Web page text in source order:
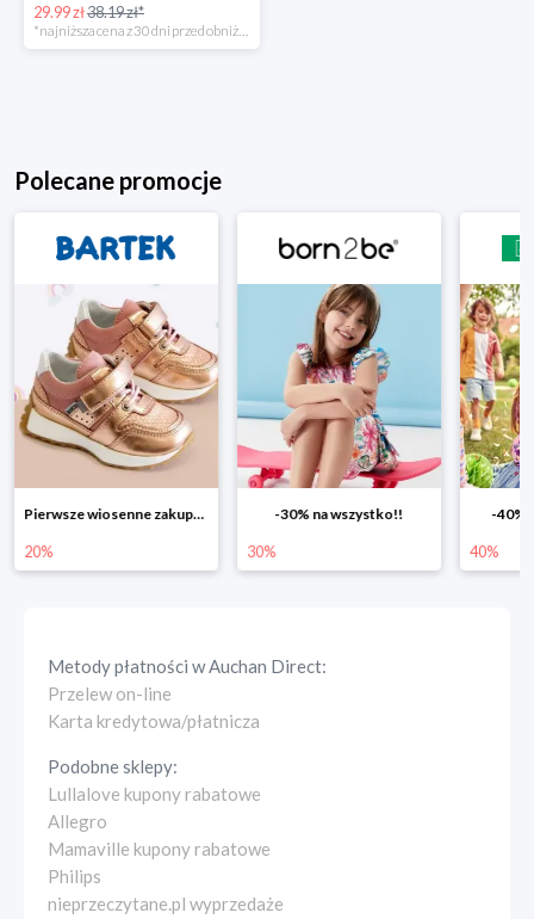
29.99 zł38.19 zł*
Polecane promocje
-30% na wszystko!!
30%
-40% na drugą sztukę
40% 25%
Metody płatności wAuchan Direct:
Przelew on-line
Karta kredytowa/płatnicza
Podobne sklepy:
Lullalove kupony rabatowe
Allegro
Mamaville kupony rabatowe
Philips
nieprzeczytane.pl wyprzedaże